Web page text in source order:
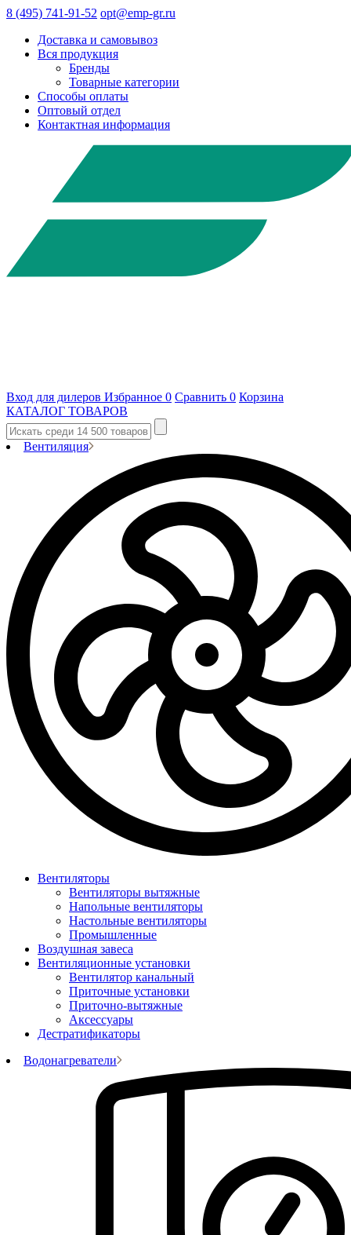
8 (495) 741-91-52 opt@emp-gr.ru
Доставка и самовывоз
Вся продукция
Бренды
Товарные категории
Способы оплаты
Оптовый отдел
Контактная информация
Вход для дилеров Избранное 0 Сравнить 0 Корзина
КАТАЛОГ ТОВАРОВ
Вентиляция
Вентиляторы
Вентиляторы вытяжные
Напольные вентиляторы
Настольные вентиляторы
Промышленные
Воздушная завеса
Вентиляционные установки
Вентилятор канальный
Приточные установки
Приточно-вытяжные
Аксессуары
Дестратификаторы
Водонагреватели